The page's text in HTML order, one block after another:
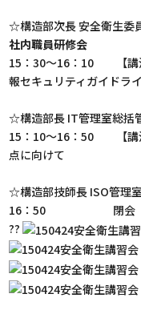
☆構造部次長 安全衛生
社内職員研修会
15：30〜16：10 【講
報セキュリティガイドラ
☆構造部長 IT管理室総
15：10〜16：50 【講
点に向けて
☆構造部技師長 ISO管理
16：50 閉会
??